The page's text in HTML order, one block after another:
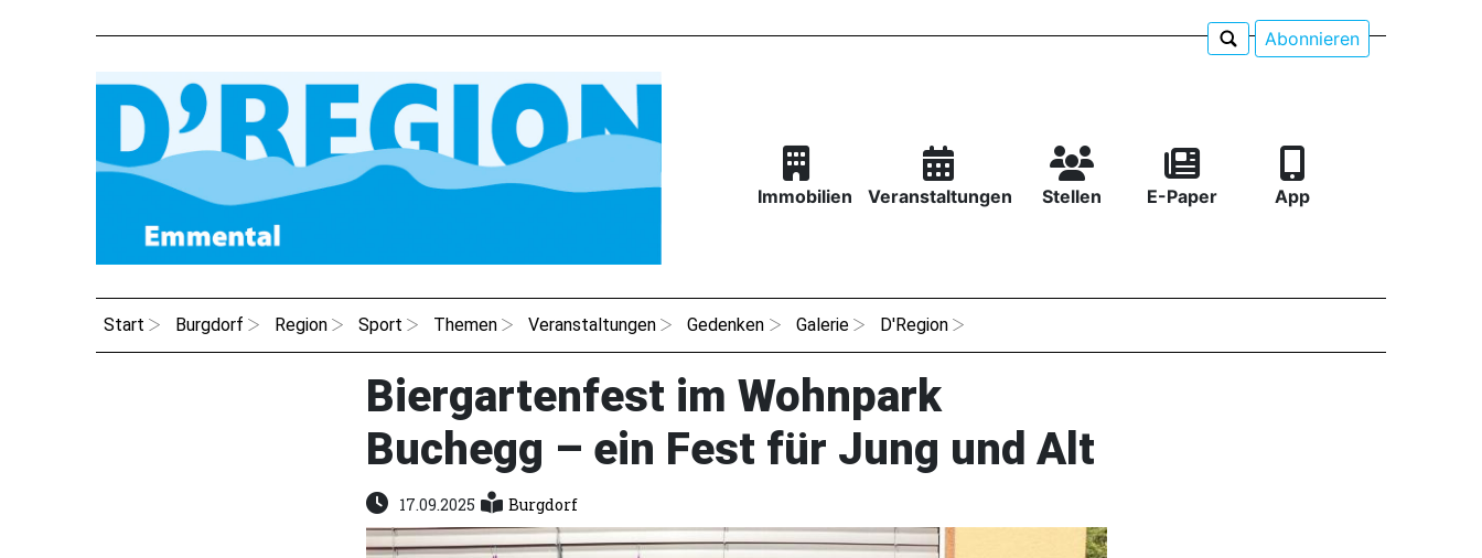
Abonnieren
Immobilien Veranstaltungen Stellen E-Paper App
Start Burgdorf Region Sport Themen Veranstaltungen Gedenken Galerie D'Region
Biergartenfest im Wohnpark
Buchegg – ein Fest für Jung und Alt
17.09.2025 Burgdorf